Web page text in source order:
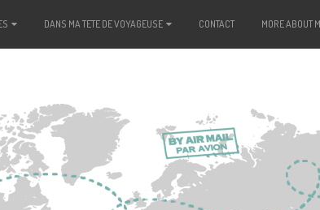
DANS MA TETE DE VOYAGEUSE CONTACT MORE ABOUT